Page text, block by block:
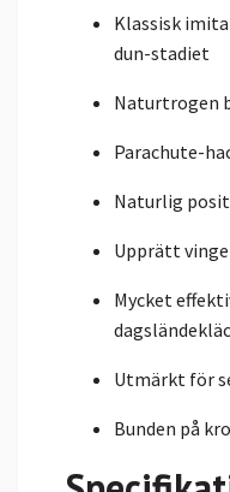
Klassisk
dun-stadiet
Naturtrogen
Parachute-
Naturlig
Upprätt
Mycket
Utmärkt för
Bunden på